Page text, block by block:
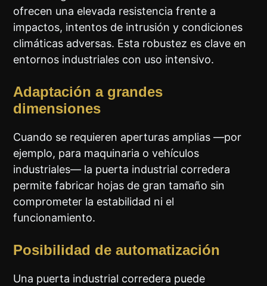
ofrecen una elevada resistencia frente a
impactos, intentos de intrusión y condiciones
climáticas adversas. Esta robustez es clave en
entornos industriales con uso intensivo.
Adaptación a grandes
dimensiones
Cuando se requieren aperturas amplias —por
ejemplo, para maquinaria o vehículos
industriales— la puerta industrial corredera
permite fabricar hojas de gran tamaño sin
comprometer la estabilidad ni el
funcionamiento.
Posibilidad de automatización
Una puerta industrial corredera puede